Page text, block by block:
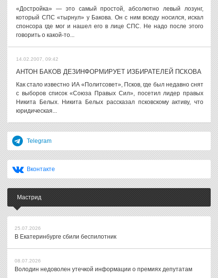
«Достройка» — это самый простой, абсолютно левый лозунг,
который СПС «тырнул» у Бакова. Он с ним всюду носился, искал
спонсора где мог и нашел его в лице СПС. Не надо после этого
говорить о какой-то...
14.02.2007, 09:42
АНТОН БАКОВ ДЕЗИНФОРМИРУЕТ ИЗБИРАТЕЛЕЙ ПСКОВА
Как стало известно ИА «Политсовет», Псков, где был недавно снят
с выборов список «Союза Правых Сил», посетил лидер правых
Никита Белых. Никита Белых рассказал псковскому активу, что
юридическая...
Telegram
Вконтакте
Мастрид
25.07.2026
В Екатеринбурге сбили беспилотник
08.07.2026
Володин недоволен утечкой информации о премиях депутатам